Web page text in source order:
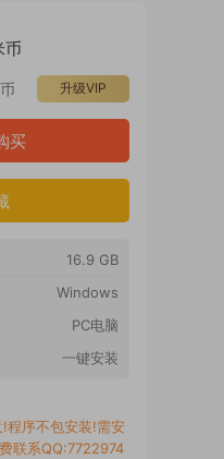
币
升级VIP
买
16.9 GB
Windows
PC电脑
一键安装
程序不包安装!需安
联系QQ:7722974